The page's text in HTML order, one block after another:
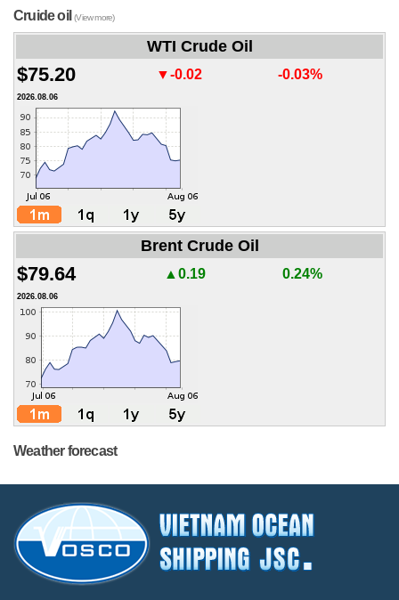
Cruide oil(View more)
WTI Crude Oil
$75.20 ▼-0.02 -0.03%
2026.08.06
Brent Crude Oil
$79.64 ▲0.19 0.24%
2026.08.06
Weather forecast